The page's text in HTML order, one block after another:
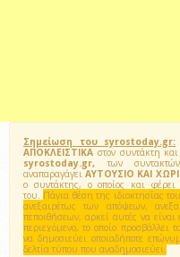
Σημείωση του syrostoday.gr:
ΑΠΟΚΛΕΙΣΤΙΚΑ στον συντάκτη
syrostoday.gr, των
αναπαραγάγειΑΥΤΟΥΣΙΟ ΚΑΙ
ο συντάκτης, ο οποίος και
του. Πάγια θέση της ιδιοκτησίας του
ανεξαιρέτως των απόψεων,
πεποιθήσεων, αρκεί αυτές να
περιεχόμενο, το οποίο προσβάλλει
να δημοσιεύει οποιαδήποτε
δελτία τύπου που αναδημοσιεύει.